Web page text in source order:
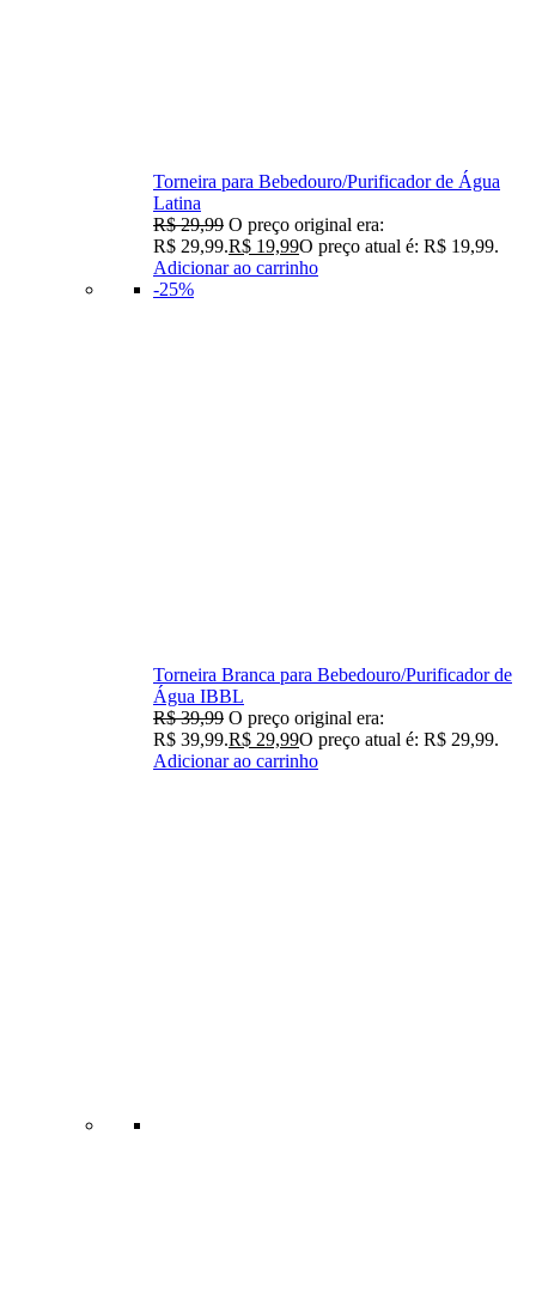
Torneira para Bebedouro/Purificador de Água
Latina
R$29,99 O preço original era:
R$ 29,99.R$ 19,99O preço atual é: R$ 19,99.
Adicionar ao carrinho
-25%
Torneira Branca para Bebedouro/Purificador de
Água IBBL
R$39,99 O preço original era:
R$ 39,99.R$ 29,99O preço atual é: R$ 29,99.
Adicionar ao carrinho